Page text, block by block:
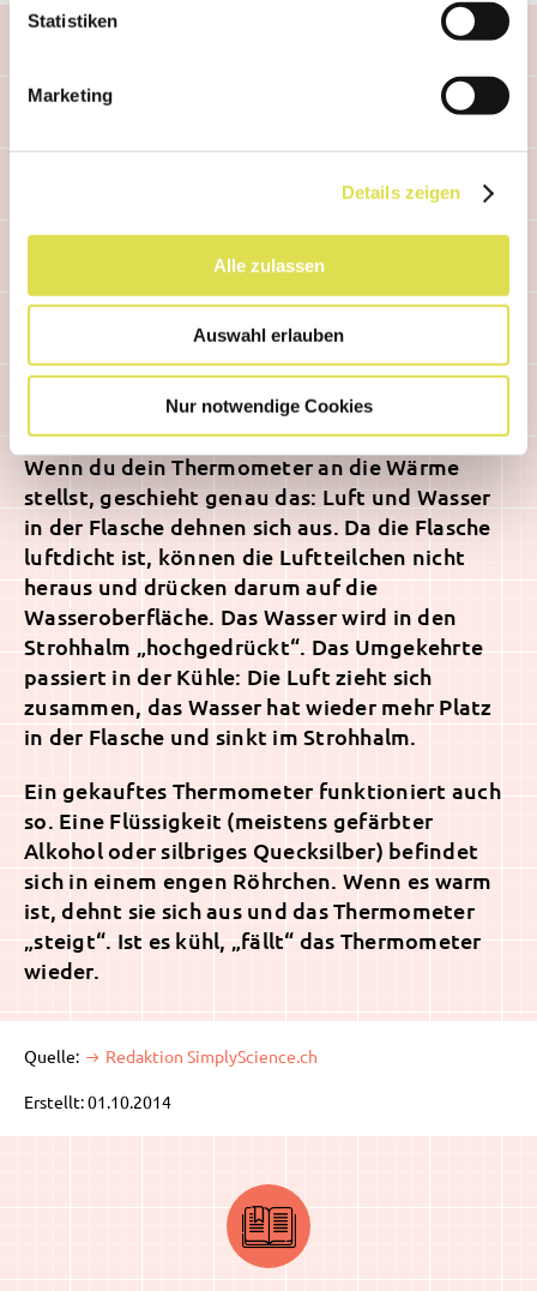
Statistiken
Marketing
Details zeigen
Alle zulassen
Auswahl erlauben
Nur notwendige Cookies
Wasser besteht wie alle Stoffe aus vielen
kleinen Teilchen, die sich bewegen. Je wärmer
es ist, desto stärker bewegen sie sich und
desto mehr Platz brauchen sie. Luft dehnt sich
in einem Gas halten nicht so stark zusammen
wie in einer Flüssigkeit.
Wenn du dein Thermometer an die Wärme
stellst, geschieht genau das: Luft und Wasser
in der Flasche dehnen sich aus. Da die Flasche
luftdicht ist, können die Luftteilchen nicht
heraus und drücken darum auf die
Wasseroberfläche. Das Wasser wird in den
Strohhalm „hochgedrückt“. Das Umgekehrte
passiert in der Kühle: Die Luft zieht sich
zusammen, das Wasser hat wieder mehr Platz
in der Flasche und sinkt im Strohhalm.
Ein gekauftes Thermometer funktioniert auch
so. Eine Flüssigkeit (meistens gefärbter
Alkohol oder silbriges Quecksilber) befindet
sich in einem engen Röhrchen. Wenn es warm
ist, dehnt sie sich aus und das Thermometer
„steigt“. Ist es kühl, „fällt“ das Thermometer
wieder.
Quelle: Redaktion SimplyScience.ch
Erstellt: 01.10.2014